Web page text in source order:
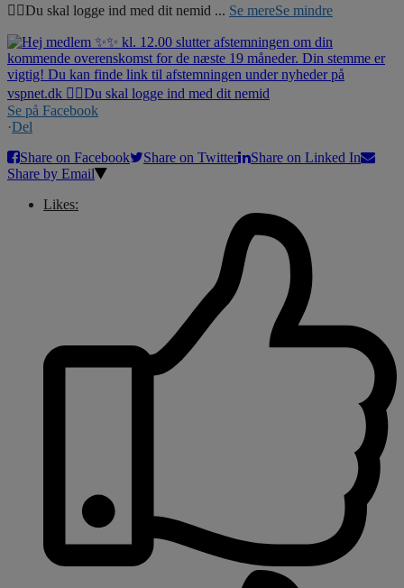
☝🏼Du skal logge ind med dit nemid ... Se mereSe mindre
Se på Facebook
·Del
Share on Facebook
Share on Twitter
Share on Linked In
Share by Email
Likes: